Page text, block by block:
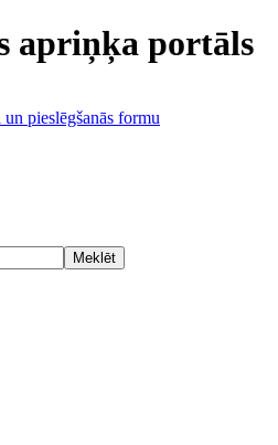
apriņķa portāls
pieslēgšanās formu
Meklēt